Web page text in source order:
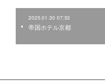
2025.01.30 07:53
帝国ホテル京都